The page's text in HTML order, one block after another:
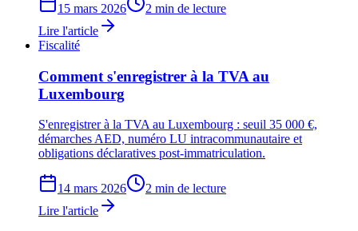
15 mars 2026
2 min de lecture
Lire l'article
Fiscalité
Comment s'enregistrer à la TVA au
Luxembourg
S'enregistrer à la TVA au Luxembourg : seuil 35 000 €,
démarches AED, numéro LU intracommunautaire et
obligations déclaratives post-immatriculation.
14 mars 2026
2 min de lecture
Lire l'article